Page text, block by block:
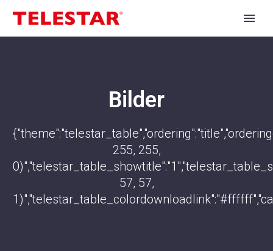
Bilder
255, 255,
57, 57,